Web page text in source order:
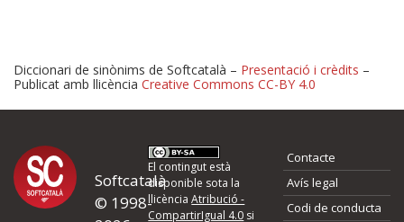
Proposeu-nos millores o
d'errors
Si heu trobat un error o voleu proposar alguna millora, ompliu els
Diccionari de sinònims de Softcatalà – Presentació i crèdits –
Publicat amb llicència Creative Commons CC-BY 4.0
Softcatalà
© 1998-
El contingut està
disponible sota la
llicènciaAtribució -
CompartirIgual 4.0 si
Contacte
Avís legal
Codi de conducta